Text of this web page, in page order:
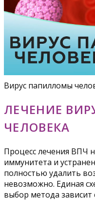
Вирус папилломы
ЛЕЧЕНИЕ
ЧЕЛОВЕКА
Процесс лечения ВПЧ
иммунитета и
полностью удалить
невозможно. Единая
выбор метода зависит